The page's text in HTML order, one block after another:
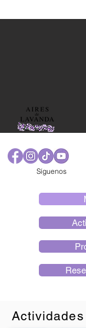
Síguenos
Actividades